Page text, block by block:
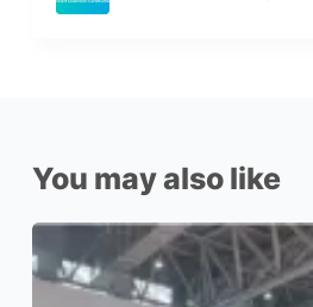
You may also like